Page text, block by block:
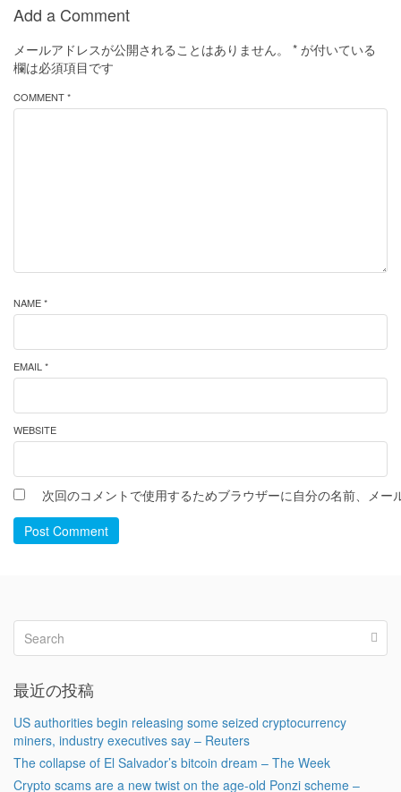
Add a Comment
メールアドレスが公開されることはありません。 * が付いている
欄は必須項目です
COMMENT *
NAME *
EMAIL *
WEBSITE
次回のコメントで使用するためブラウザーに自分の名前、メー
Post Comment
最近の投稿
US authorities begin releasing some seized cryptocurrency
miners, industry executives say – Reuters
The collapse of El Salvador’s bitcoin dream – The Week
Crypto scams are a new twist on the age-old Ponzi scheme –